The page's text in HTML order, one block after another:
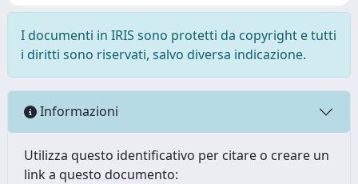
I documenti in IRIS sono protetti da copyright e tutti
i diritti sono riservati, salvo diversa indicazione.
Informazioni
Utilizza questo identificativo per citare o creare un
link a questo documento: